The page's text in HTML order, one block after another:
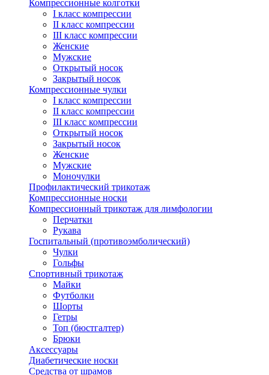
Компрессионные колготки
I класс компрессии
II класс компрессии
III класс компрессии
Женские
Мужские
Открытый носок
Закрытый носок
Компрессионные чулки
I класс компрессии
II класс компрессии
III класс компрессии
Открытый носок
Закрытый носок
Женские
Мужские
Моночулки
Профилактический трикотаж
Компрессионные носки
Компрессионный трикотаж для лимфологии
Перчатки
Рукава
Госпитальный (противоэмболический)
Чулки
Гольфы
Спортивный трикотаж
Майки
Футболки
Шорты
Гетры
Топ (бюстгалтер)
Брюки
Аксессуары
Диабетические носки
Средства от шрамов